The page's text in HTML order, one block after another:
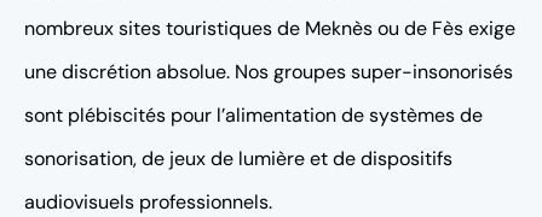
nombreux sites touristiques de Meknès ou de Fès exige
une discrétion absolue. Nos groupes super-insonorisés
sont plébiscités pour l’alimentation de systèmes de
sonorisation, de jeux de lumière et de dispositifs
audiovisuels professionnels.